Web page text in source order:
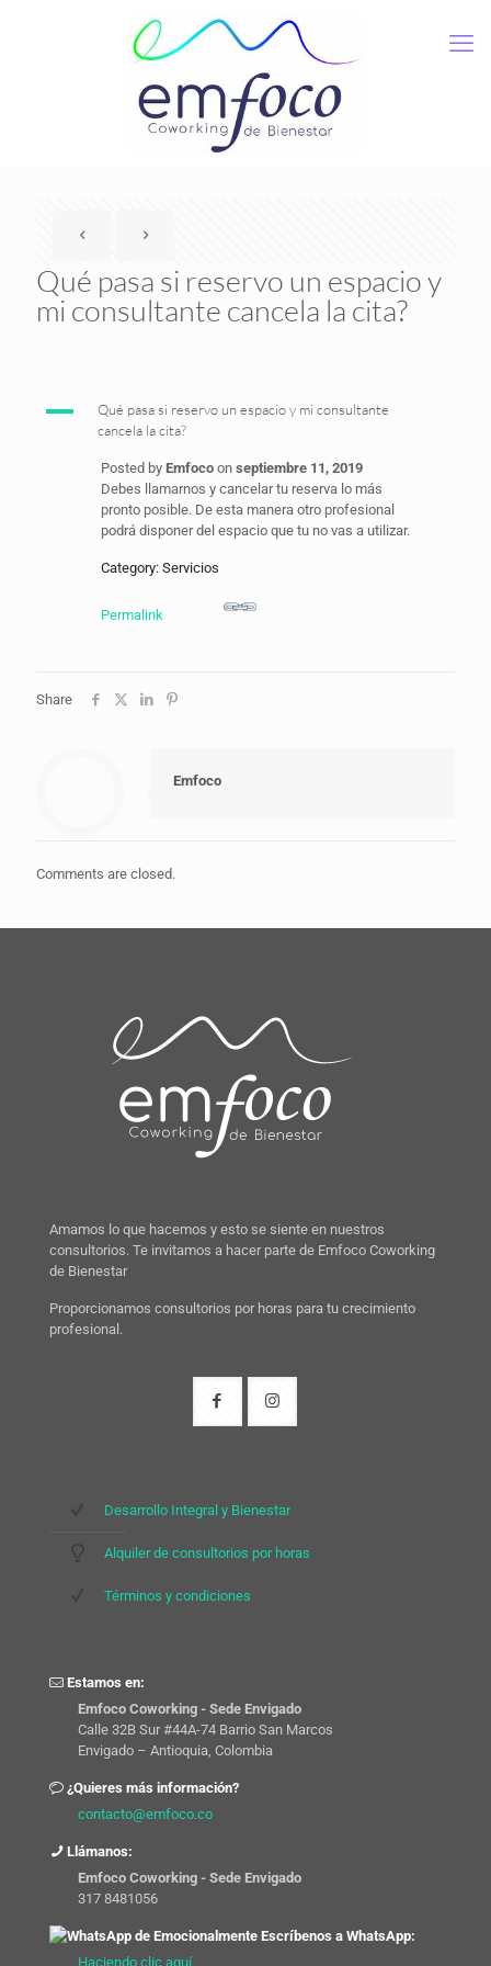
Qué pasa si reservo un espacio y
mi consultante cancela la cita?
A
Qué pasa si reservo un espacio y mi consultante
cancela la cita?
Posted by Emfocoon septiembre 11, 2019
Debes llamarnos y cancelar tu reserva lo más
pronto posible. De esta manera otro profesional
podrá disponer del espacio que tu no vas a utilizar.
Category: Servicios
Permalink
Share
Emfoco
Comments are closed.
Amamos lo que hacemos y esto se siente en nuestros
consultorios. Te invitamos a hacer parte de Emfoco Coworking
de Bienestar
Proporcionamos consultorios por horas para tu crecimiento
profesional.
Desarrollo Integral y Bienestar
Alquiler de consultorios por horas
Términos y condiciones
Estamos en:
Emfoco Coworking - Sede Envigado
Calle 32B Sur #44A-74 Barrio San Marcos
Envigado – Antioquia, Colombia
¿Quieres más información?
contacto@emfoco.co
Llámanos:
Emfoco Coworking - Sede Envigado
317 8481056
Escríbenos a WhatsApp:
Haciendo clic aquí